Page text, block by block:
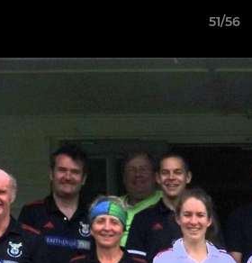
51/56